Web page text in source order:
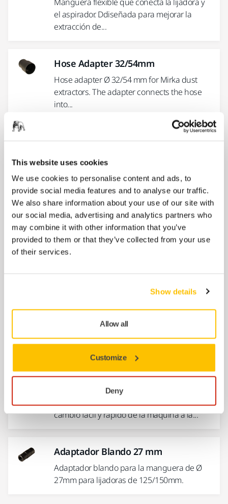
This website uses cookies
We use cookies to personalise content and ads, to
provide social media features and to analyse our traffic.
We also share information about your use of our site with
our social media, advertising and analytics partners who
may combine it with other information that you’ve
provided to them or that they’ve collected from your use
of their services.
Show details
Allow all
Customize
Deny
el aspirador. Ddiseñada para mejorar la
extracción de...
Hose Adapter 32/54mm
Hose adapter Ø 32/54 mm for Mirka dust
extractors. The adapter connects the hose
into...
mm. Permite concetar dos mangueras de Ø
20mm.
Manguera para bloques de lijado
manual. Adaptador cónico Ø20mm.
Funda Mirka + Cable CE 230V + Tubo
Facilita el manejo y protege la superficie de
Adaptador rápido, Blando, 25,4mm
Adaptador rápido blando que permite un
cambio fácil y rápido de la máquina a la...
Adaptador Blando 27 mm
Adaptador blando para la manguera de Ø
27mm para lijadoras de 125/150mm.